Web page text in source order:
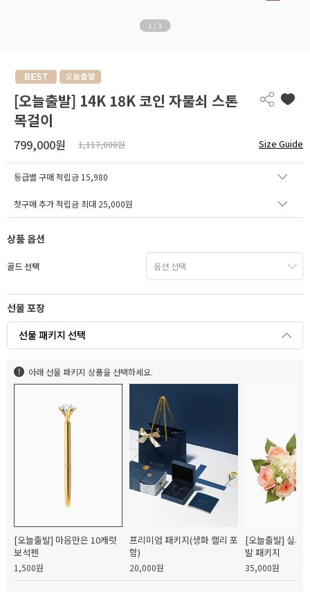
1 / 3
[오늘출발] 14K 18K 코인 자물쇠 스톤
목걸이
799,000원 1,117,000원 Size Guide
등급별 구매 적립금 15,980
첫구매 추가 적립금 최대 25,000원
상품 옵션
골드 선택
선물 포장
선물 패키지 선택
아래 선물 패키지 상품을 선택하세요.
[오늘출발] 마음만은 10캐럿
보석펜
1,500원
프리미엄 패키지(생화 캘리 포
함)
20,000원
[오늘출발] 실크
발 패키지
35,000원